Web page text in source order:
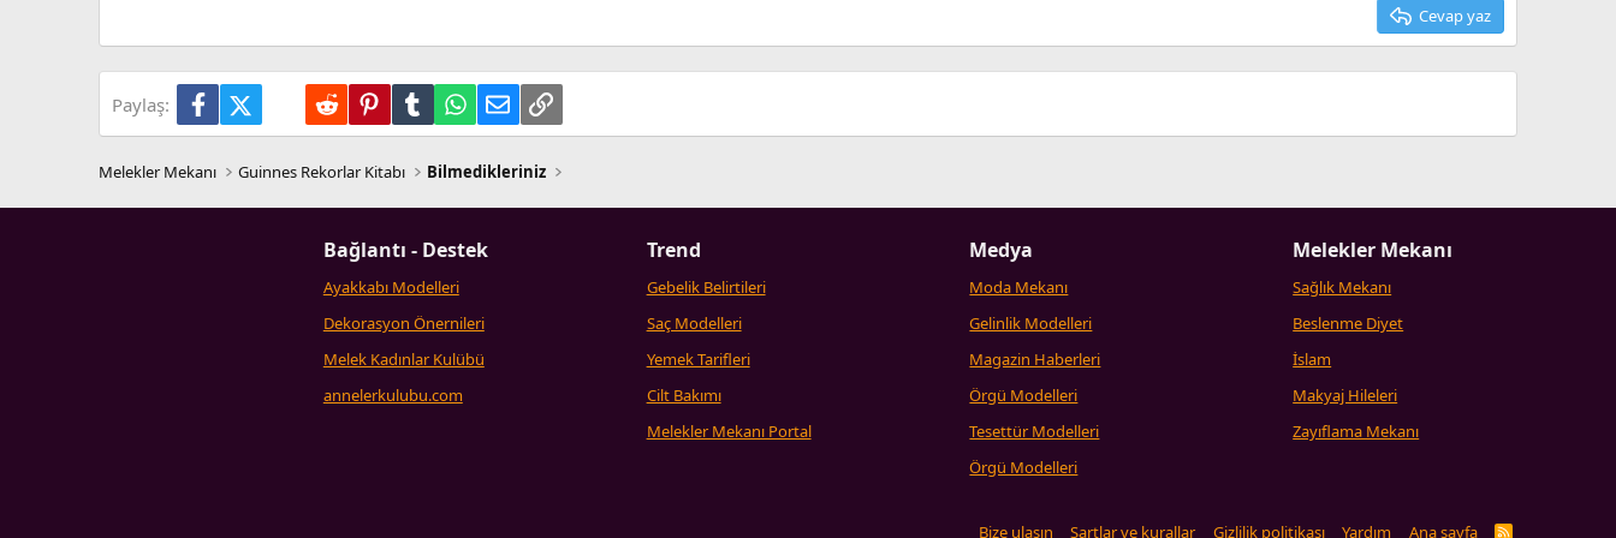
Cevap yaz
Paylaş: FacebookX (Twitter)LinkedIn
Reddit PinterestTumblrWhatsApp
E-postaLink
Melekler Mekanı Guinnes Rekorlar Kitabı Bilmedikleriniz
Bağlantı - Destek
Ayakkabı Modelleri
Dekorasyon Önernileri
Melek Kadınlar Kulübü
annelerkulubu.com
Trend
Gebelik Belirtileri
Saç Modelleri
Yemek Tarifleri
Cilt Bakımı
Melekler Mekanı Portal
Medya
Moda Mekanı
Gelinlik Modelleri
Magazin Haberleri
Örgü Modelleri
Tesettür Modelleri
Örgü Modelleri
Melekler Mekanı
Sağlık Mekanı
Beslenme Diyet
İslam
Makyaj Hileleri
Zayıflama Mekanı
Bize ulaşın Şartlar ve kurallar Gizlilik politikası Yardım Ana sayfa R